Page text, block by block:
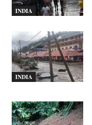
INDIA
INDIA